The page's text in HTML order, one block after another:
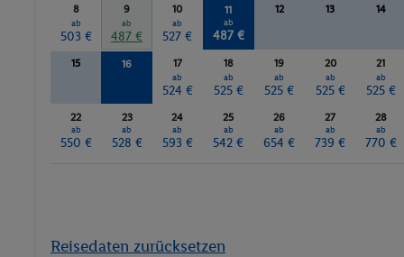
8
ab
503 €
9
ab
487 €
10
ab
527 €
11
ab
487 €
12 13 14
15 16 17
ab
524 €
18
ab
525 €
19
ab
525 €
20
ab
525 €
21
ab
525 €
22
ab
550 €
23
ab
528 €
24
ab
593 €
25
ab
542 €
26
ab
654 €
27
ab
739 €
28
ab
770 €
Reisedaten zurücksetzen